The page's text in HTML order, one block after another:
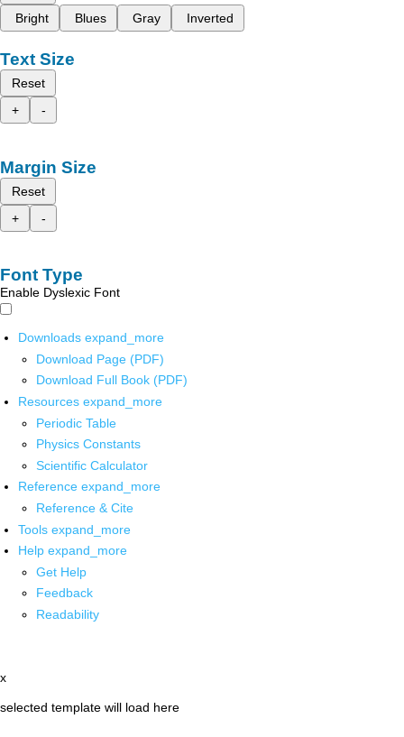
Bright
Blues Gray Inverted
Text Size
Reset
+
-
Margin Size
Reset
+
-
Font Type
Enable Dyslexic Font
Downloads expand_more
Download Page (PDF)
Download Full Book (PDF)
Resources expand_more
Periodic Table
Physics Constants
Scientific Calculator
Reference expand_more
Reference & Cite
Tools expand_more
Help expand_more
Get Help
Feedback
Readability
x
selected template will load here